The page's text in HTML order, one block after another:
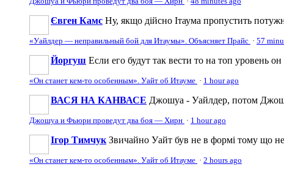
Євген Камс Ну, якщо дійсно Ітаума пропустить
«Уайлдер — неправильный бой для Итаумы». Объясняет Прайс · 57
Йоргуш Если его будут так вести то на топ уровень
«Он станет кем-то особенным». Уайт об Итауме · 1 hour ago
ВАСЯ НА КАНВАСЕ Джошуа - Уайлдер, потом
Джошуа и Фьюри проведут два боя — Хирн · 1 hour ago
Ігор Тимчук Звичайно Уайт був не в формі тому що
«Он станет кем-то особенным». Уайт об Итауме · 2 hours ago